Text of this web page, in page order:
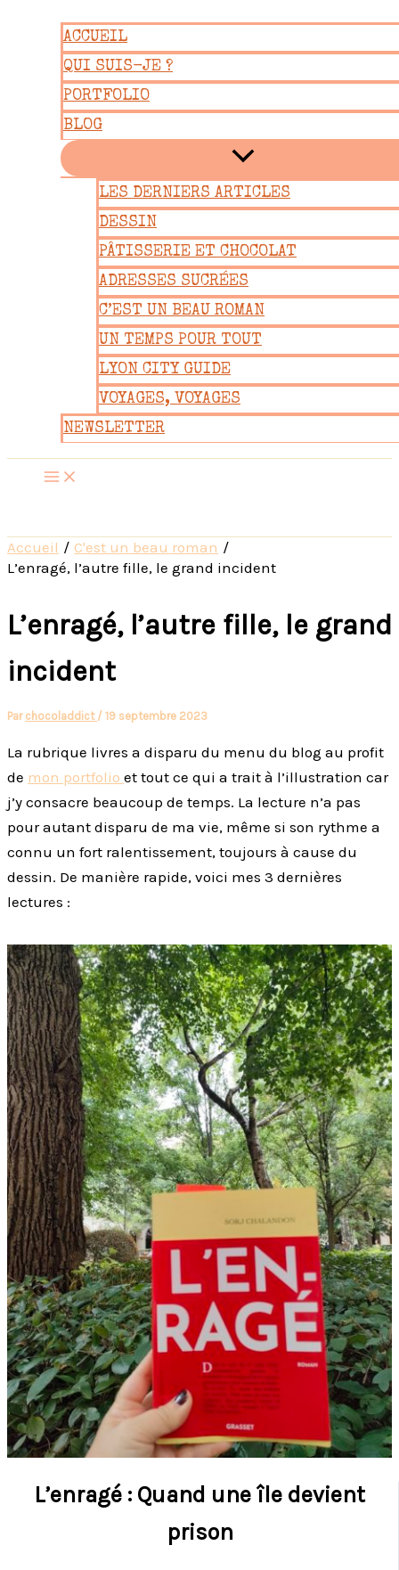
contenu
ACCUEIL
QUI SUIS-JE ?
PORTFOLIO
BLOG
LES DERNIERS ARTICLES
DESSIN
PÂTISSERIE ET CHOCOLAT
ADRESSES SUCRÉES
C’EST UN BEAU ROMAN
UN TEMPS POUR TOUT
LYON CITY GUIDE
VOYAGES, VOYAGES
NEWSLETTER
Accueil
C'est un beau roman
L’enragé, l’autre fille, le grand incident
L’enragé, l’autre fille, le grand
incident
Par chocoladdict / 19 septembre 2023
La rubrique livres a disparu du menu du blog au profit
de mon portfolio et tout ce qui a trait à l’illustration car
j’y consacre beaucoup de temps. La lecture n’a pas
pour autant disparu de ma vie, même si son rythme a
connu un fort ralentissement, toujours à cause du
dessin. De manière rapide, voici mes 3 dernières
lectures :
L’enragé : Quand une île devient
prison